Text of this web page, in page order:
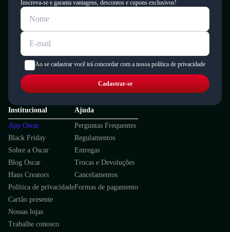
Inscreva-se e garanta vantagens, descontos e cupons exclusivos!
Ao se cadastrar você irá concordar com a nossa política de privacidade
Cadastrar-se
Institucional
App Oscar
Black Friday
Sobre a Oscar
Blog Oscar
Haus Creators
Política de privacidade
Cartão presente
Nossas lojas
Trabalhe conosco
Ajuda
Perguntas Frequentes
Regulamentos
Entregas
Trocas e Devoluções
Cancelamentos
Formas de pagamento